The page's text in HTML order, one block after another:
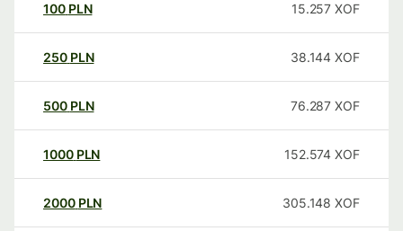
100 PLN 15.257 XOF
250 PLN 38.144 XOF
500 PLN 76.287 XOF
1000 PLN 152.574 XOF
2000 PLN 305.148 XOF